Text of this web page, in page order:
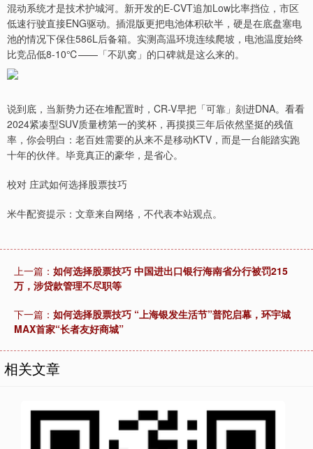
混动系统才是技术护城河。新开发的E-CVT追加Low比率挡位，市区
低速行驶直接ENG驱动。插混版更把电池体积砍半，硬是在底盘塞电
池的情况下保住586L后备箱。实测高温环境连续爬坡，电池温度始终
比竞品低8-10℃——「不趴窝」的口碑就是这么来的。
说到底，当新势力还在堆配置时，CR-V早把「可靠」刻进DNA。看看
2024紧凑型SUV质量榜第一的奖杯，再摸摸三年后依然坚挺的残值
率，你会明白：老百姓需要的从来不是移动KTV，而是一台能踏实跑
十年的伙伴。毕竟真正的豪华，是省心。
校对 庄武如何选择股票技巧
米牛配资提示：文章来自网络，不代表本站观点。
上一篇： 如何选择股票技巧 中国进出口银行海南省分行被罚215
万，涉贷款管理不尽职等
下一篇： 如何选择股票技巧 “上海银发生活节”普陀启幕，环宇城
MAX首家“长者友好商城”
相关文章